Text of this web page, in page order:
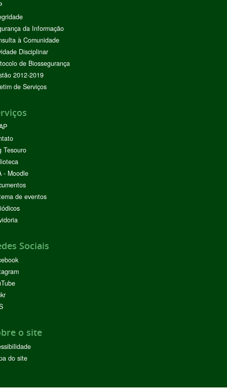
da Informação
à Comunidade
Disciplinar
de Biossegurança
2012-2019
de Serviços
Tesouro
- Moodle
de eventos
Sociais
o site
do site